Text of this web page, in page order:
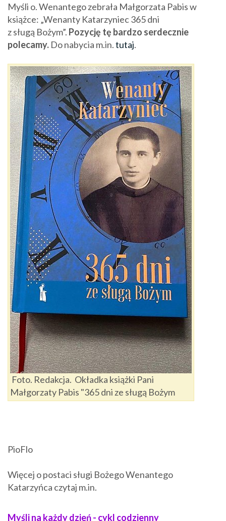
Myśli o. Wenantego zebrała Małgorzata Pabis w
książce: „Wenanty Katarzyniec365 dni
z sługą Bożym”. Pozycję tę bardzo serdecznie
polecamy. Do nabycia m.in.tutaj.
Foto. Redakcja. Okładka książki Pani
Małgorzaty Pabis "365 dni ze sługą Bożym
PioFlo
Więcej o postaci sługi Bożego Wenantego
Katarzyńca czytaj m.in.
Myśli na każdy dzień - cykl codzienny